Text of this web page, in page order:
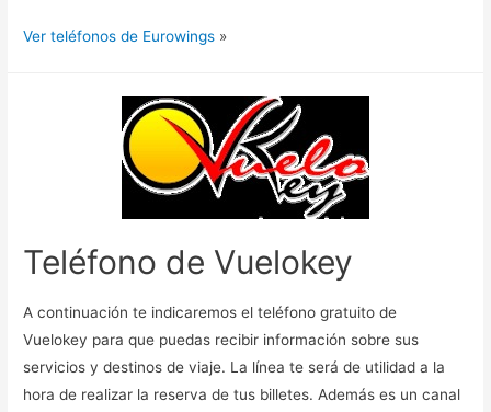
Ver teléfonos de Eurowings »
Teléfono de Vuelokey
A continuación te indicaremos el teléfono gratuito de
Vuelokey para que puedas recibir información sobre sus
servicios y destinos de viaje. La línea te será de utilidad a la
hora de realizar la reserva de tus billetes. Además es un canal